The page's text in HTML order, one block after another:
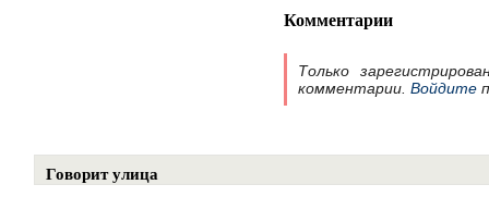
Комментарии
Только
комментарии. Войдите
Говорит улица